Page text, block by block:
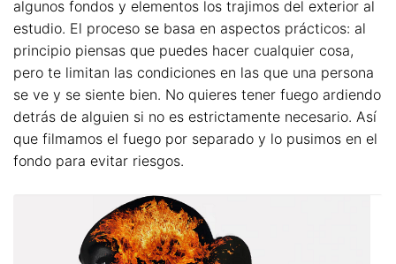
algunos fondos y elementos los trajimos del exterior al
estudio. El proceso se basa en aspectos prácticos: al
principio piensas que puedes hacer cualquier cosa,
pero te limitan las condiciones en las que una persona
se ve y se siente bien. No quieres tener fuego ardiendo
detrás de alguien si no es estrictamente necesario. Así
que filmamos el fuego por separado y lo pusimos en el
fondo para evitar riesgos.